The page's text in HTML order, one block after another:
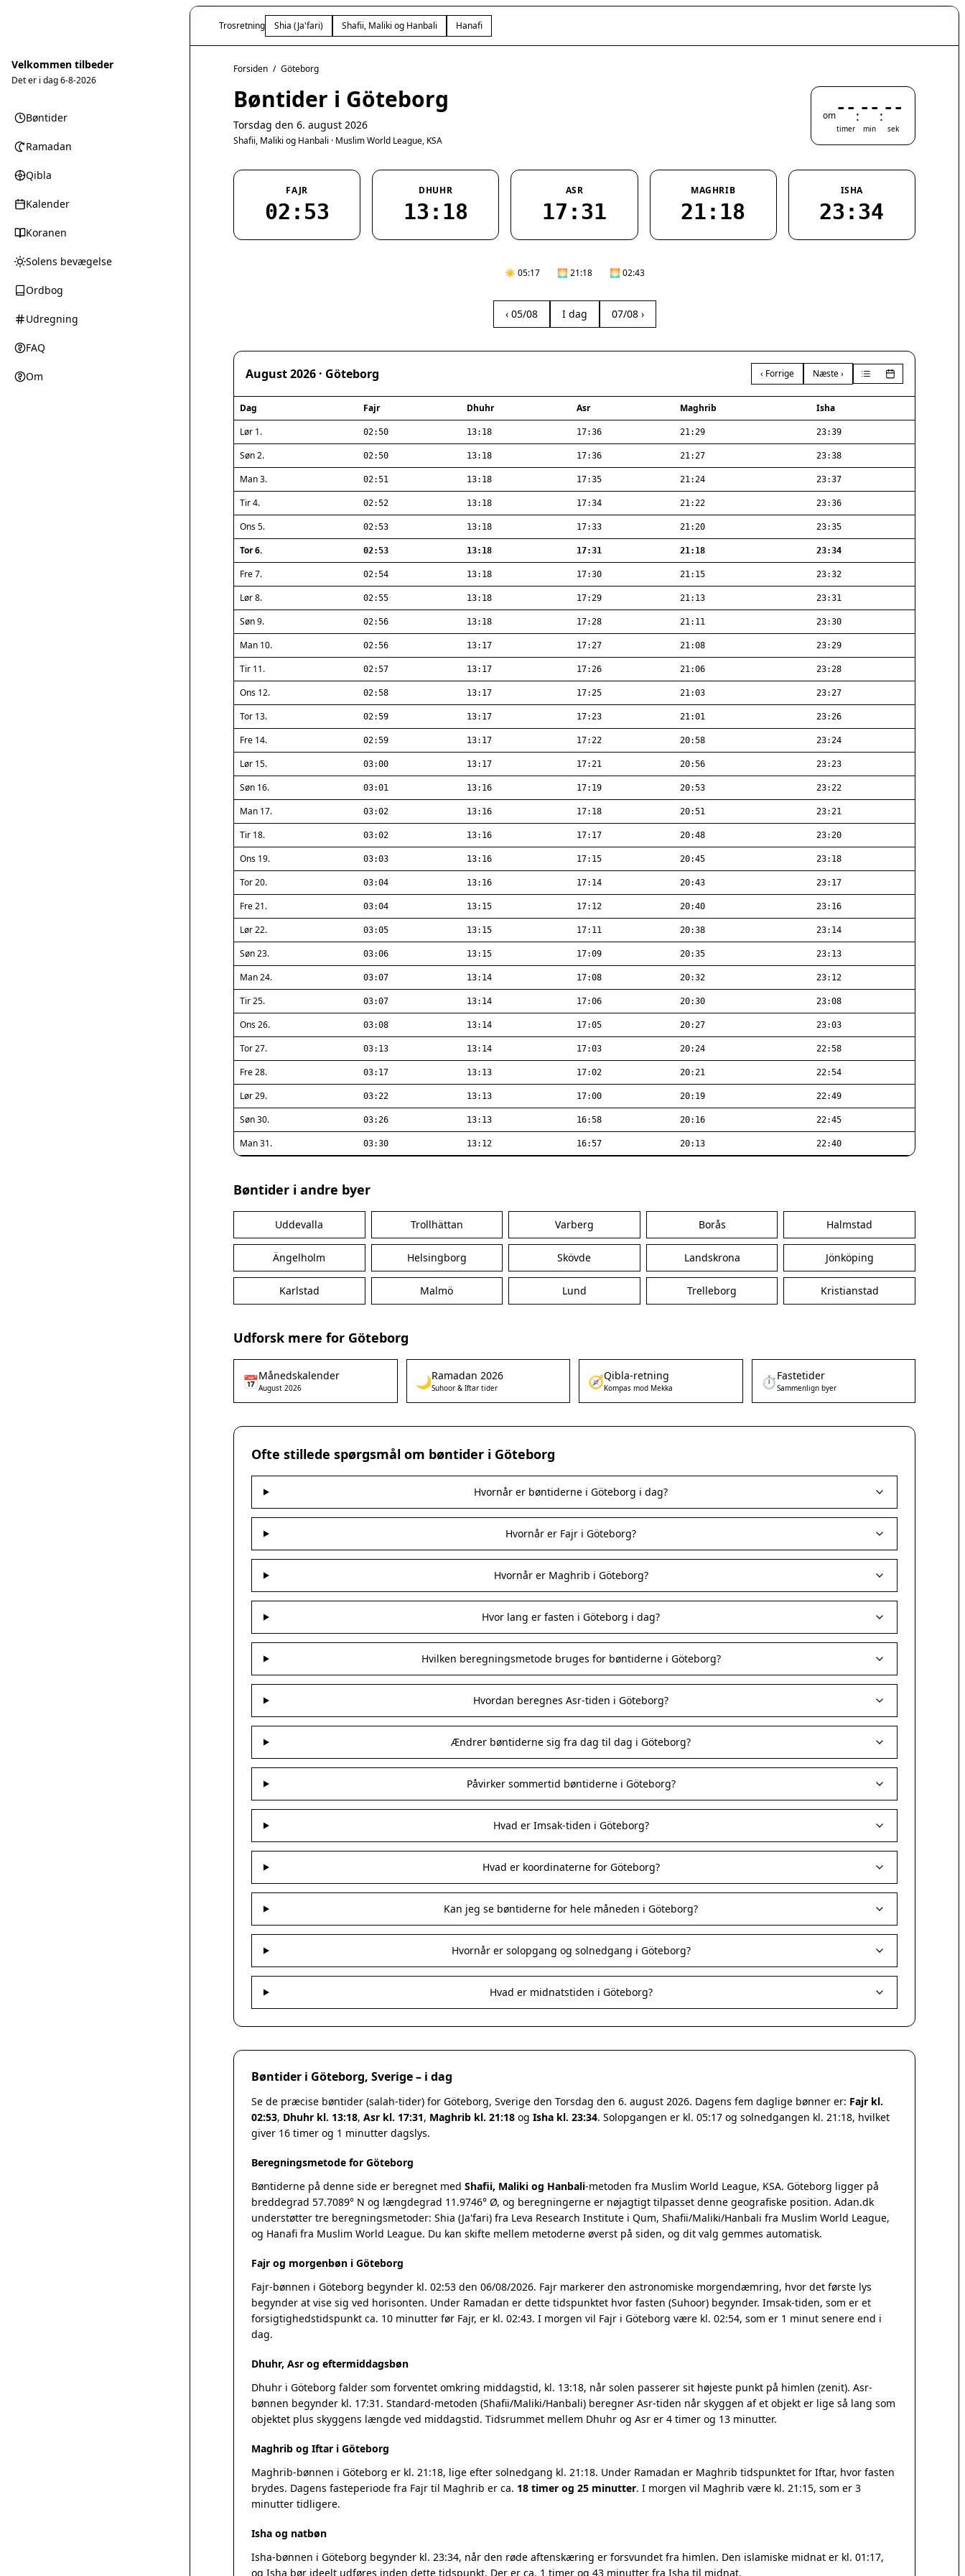
Velkommen tilbeder
Det er i dag6-8-2026
Bøntider
Ramadan
Qibla
Kalender
Koranen
Solens bevægelse
Ordbog
Udregning
FAQ
Om
Trosretning Shia (Ja'fari) Shafii, Maliki og Hanbali Hanafi
Forsiden / Göteborg
Bøntider i Göteborg
Torsdag den 6. august 2026
Shafii, Maliki og Hanbali · Muslim World League, KSA
om--
timer
:--
min
:--
sek
FAJR
02:53
DHUHR
13:18
ASR
17:31
MAGHRIB
21:18
ISHA
23:34
☀️ 05:17 🌅 21:18 🌅 02:43
‹ 05/08 I dag 07/08 ›
August 2026 · Göteborg ‹ Forrige Næste ›
Dag Fajr Dhuhr Asr Maghrib
Isha
Lør 1.
02:50 13:18 17:36 21:29 23:39
Søn 2. 02:50 13:18 17:36 21:27 23:38
Man 3. 02:51 13:18 17:35 21:24 23:37
Tir 4. 02:52 13:18 17:34 21:22 23:36
Ons 5. 02:53 13:18 17:33 21:20 23:35
Tor 6. 02:53 13:18 17:31 21:18 23:34
Fre 7. 02:54 13:18 17:30 21:15 23:32
Lør 8. 02:55 13:18 17:29 21:13 23:31
Søn 9. 02:56 13:18 17:28 21:11 23:30
Man 10. 02:56 13:17 17:27 21:08 23:29
Tir 11. 02:57 13:17 17:26 21:06 23:28
Ons 12. 02:58 13:17 17:25 21:03 23:27
Tor 13. 02:59 13:17 17:23 21:01 23:26
Fre 14. 02:59 13:17 17:22 20:58 23:24
Lør 15. 03:00 13:17 17:21 20:56 23:23
Søn 16. 03:01 13:16 17:19 20:53 23:22
Man 17. 03:02 13:16 17:18 20:51 23:21
Tir 18. 03:02 13:16 17:17 20:48 23:20
Ons 19. 03:03 13:16 17:15 20:45 23:18
Tor 20. 03:04 13:16 17:14 20:43 23:17
Fre 21. 03:04 13:15 17:12 20:40 23:16
Lør 22. 03:05 13:15 17:11 20:38 23:14
Søn 23. 03:06 13:15 17:09 20:35 23:13
Man 24. 03:07 13:14 17:08 20:32 23:12
Tir 25. 03:07 13:14 17:06 20:30 23:08
Ons 26. 03:08 13:14 17:05 20:27 23:03
Tor 27. 03:13 13:14 17:03 20:24 22:58
Fre 28. 03:17 13:13 17:02 20:21 22:54
Lør 29. 03:22 13:13 17:00 20:19 22:49
Søn 30. 03:26 13:13 16:58 20:16 22:45
Man 31. 03:30 13:12 16:57 20:13 22:40
Bøntider i andre byer
Uddevalla Trollhättan Varberg Borås Halmstad
Ängelholm Helsingborg Skövde Landskrona Jönköping
Karlstad Malmö Lund Trelleborg Kristianstad
Udforsk mere for Göteborg
📅Månedskalender
August 2026 🌙Ramadan 2026
Suhoor & Iftar tider 🧭Qibla-retning
Kompas mod Mekka ⏱️Fastetider
Sammenlign byer
Ofte stillede spørgsmål om bøntider i Göteborg
Hvornår er bøntiderne i Göteborg i dag?
Hvornår er Fajr i Göteborg?
Hvornår er Maghrib i Göteborg?
Hvor lang er fasten i Göteborg i dag?
Hvilken beregningsmetode bruges for bøntiderne i Göteborg?
Hvordan beregnes Asr-tiden i Göteborg?
Ændrer bøntiderne sig fra dag til dag i Göteborg?
Påvirker sommertid bøntiderne i Göteborg?
Hvad er Imsak-tiden i Göteborg?
Hvad er koordinaterne for Göteborg?
Kan jeg se bøntiderne for hele måneden i Göteborg?
Hvornår er solopgang og solnedgang i Göteborg?
Hvad er midnatstiden i Göteborg?
Bøntider i Göteborg, Sverige – i dag
Se de præcise bøntider (salah-tider) for Göteborg, Sverige den Torsdag den 6. august 2026. Dagens fem daglige bønner er: Fajr kl.
02:53, Dhuhr kl. 13:18, Asr kl. 17:31, Maghrib kl. 21:18 og Isha kl. 23:34. Solopgangen er kl. 05:17 og solnedgangen kl. 21:18, hvilket
giver 16 timer og 1 minutter dagslys.
Beregningsmetode for Göteborg
Bøntiderne på denne side er beregnet med Shafii, Maliki og Hanbali-metoden fra Muslim World League, KSA. Göteborg ligger på
breddegrad 57.7089° N og længdegrad 11.9746° Ø, og beregningerne er nøjagtigt tilpasset denne geografiske position. Adan.dk
understøtter tre beregningsmetoder: Shia (Ja'fari) fra Leva Research Institute i Qum, Shafii/Maliki/Hanbali fra Muslim World League,
og Hanafi fra Muslim World League. Du kan skifte mellem metoderne øverst på siden, og dit valg gemmes automatisk.
Fajr og morgenbøn i Göteborg
Fajr-bønnen i Göteborg begynder kl. 02:53 den 06/08/2026. Fajr markerer den astronomiske morgendæmring, hvor det første lys
begynder at vise sig ved horisonten. Under Ramadan er dette tidspunktet hvor fasten (Suhoor) begynder. Imsak-tiden, som er et
forsigtighedstidspunkt ca. 10 minutter før Fajr, er kl. 02:43. I morgen vil Fajr i Göteborg være kl. 02:54, som er 1 minut senere end i
dag.
Dhuhr, Asr og eftermiddagsbøn
Dhuhr i Göteborg falder som forventet omkring middagstid, kl. 13:18, når solen passerer sit højeste punkt på himlen (zenit). Asr-
bønnen begynder kl. 17:31. Standard-metoden (Shafii/Maliki/Hanbali) beregner Asr-tiden når skyggen af et objekt er lige så lang som
objektet plus skyggens længde ved middagstid. Tidsrummet mellem Dhuhr og Asr er 4 timer og 13 minutter.
Maghrib og Iftar i Göteborg
Maghrib-bønnen i Göteborg er kl. 21:18, lige efter solnedgang kl. 21:18. Under Ramadan er Maghrib tidspunktet for Iftar, hvor fasten
brydes. Dagens fasteperiode fra Fajr til Maghrib er ca. 18 timer og 25 minutter. I morgen vil Maghrib være kl. 21:15, som er 3
minutter tidligere.
Isha og natbøn
Isha-bønnen i Göteborg begynder kl. 23:34, når den røde aftenskæring er forsvundet fra himlen. Den islamiske midnat er kl. 01:17,
og Isha bør ideelt udføres inden dette tidspunkt. Der er ca. 1 timer og 43 minutter fra Isha til midnat.